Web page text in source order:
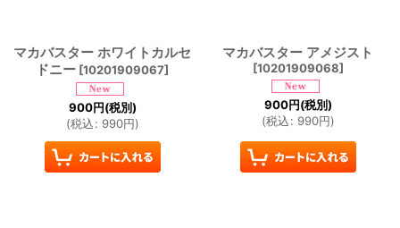
マカバスター ホワイトカルセ
ドニー [10201909067]
900円(税別)
(税込: 990円)
マカバスター アメジスト
[10201909068]
900円(税別)
(税込: 990円)